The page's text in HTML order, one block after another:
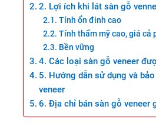
2. Lợi ích khi lát sàn gỗ
Tính ổn đinh cao
Tính thẩm mỹ cao, giá cả
Bền vững
4. Các loại sàn gỗ veneer
5. Hướng dẫn sử dụng và
veneer
6. Địa chỉ bán sàn gỗ veneer